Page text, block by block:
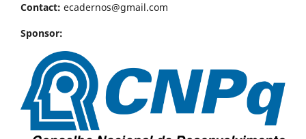
Contact: ecadernos@gmail.com
Sponsor: